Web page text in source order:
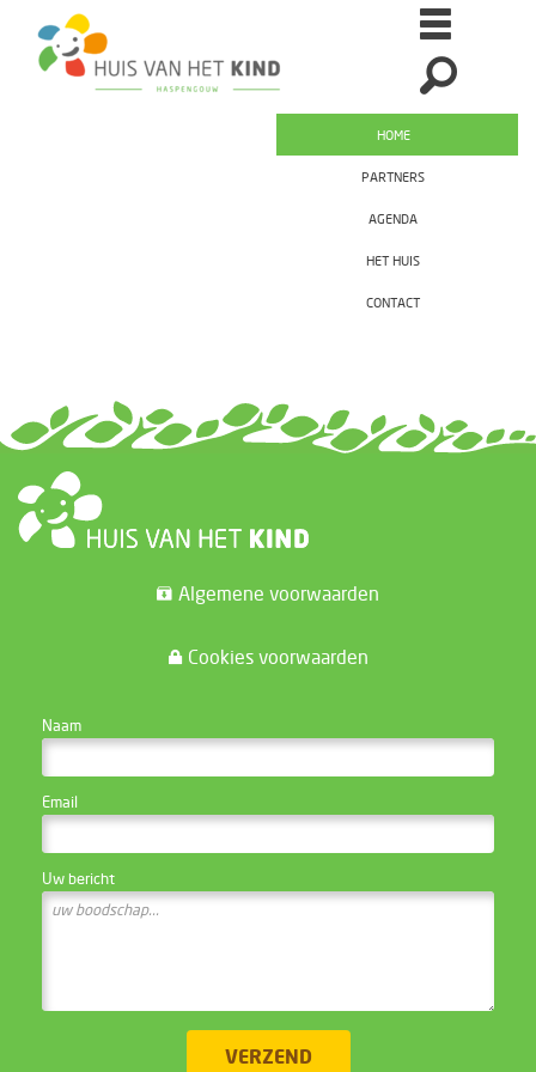
HOME
PARTNERS
AGENDA
HET HUIS
CONTACT
Algemene voorwaarden
Cookies voorwaarden
Naam
Email
Uw bericht
VERZEND